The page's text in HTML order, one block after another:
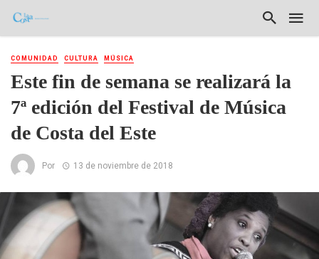
COMUNIDAD CULTURA MÚSICA
Este fin de semana se realizará la
7ª edición del Festival de Música
de Costa del Este
Por 13 de noviembre de 2018